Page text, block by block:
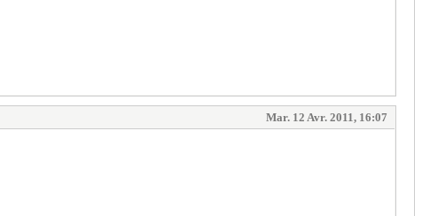
Mar. 12 Avr. 2011, 16:07